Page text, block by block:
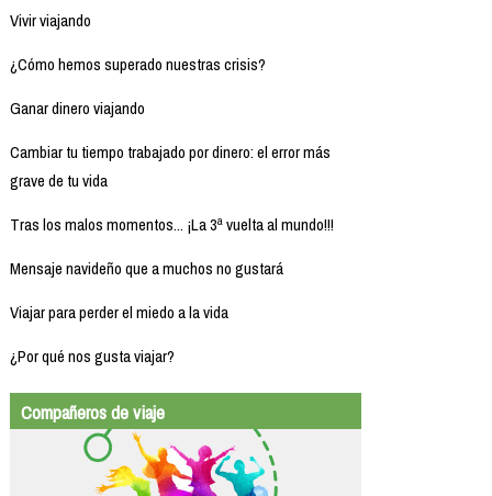
Vivir viajando
¿Cómo hemos superado nuestras crisis?
Ganar dinero viajando
Cambiar tu tiempo trabajado por dinero: el error más
grave de tu vida
Tras los malos momentos... ¡La 3ª vuelta al mundo!!!
Mensaje navideño que a muchos no gustará
Viajar para perder el miedo a la vida
¿Por qué nos gusta viajar?
Compañeros de viaje